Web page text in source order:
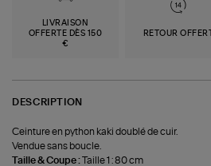
LIVRAISON
OFFERTE DÈS 150
€
RETOUR OFFERT
DESCRIPTION
Ceinture en python kaki doublé de cuir.
Vendue sans boucle.
Taille & Coupe :Taille 1 : 80 cm